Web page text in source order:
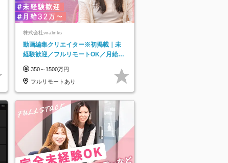
株式会社viralinks
動画編集クリエイター※初掲載｜未
経験歓迎／フルリモートOK／月給32
350～1500万円
フルリモートあり